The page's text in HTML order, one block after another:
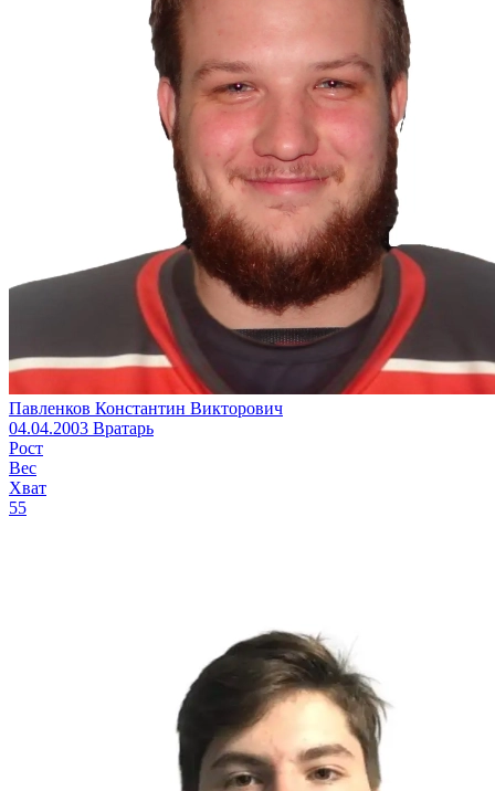
Павленков Константин Викторович
04.04.2003 Вратарь
Рост
Вес
Хват
55